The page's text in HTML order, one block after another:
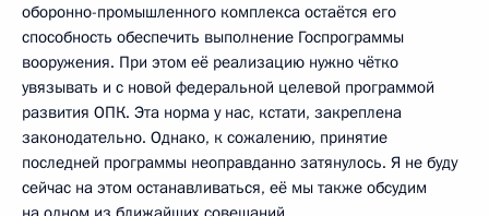
оборонно-промышленного комплекса остаётся его
способность обеспечить выполнение Госпрограммы
вооружения. При этом её реализацию нужно чётко
увязывать и с новой федеральной целевой программой
развития ОПК. Эта норма у нас, кстати, закреплена
законодательно. Однако, к сожалению, принятие
последней программы неоправданно затянулось. Я не буду
сейчас на этом останавливаться, её мы также обсудим